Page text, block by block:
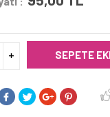
SEPETE